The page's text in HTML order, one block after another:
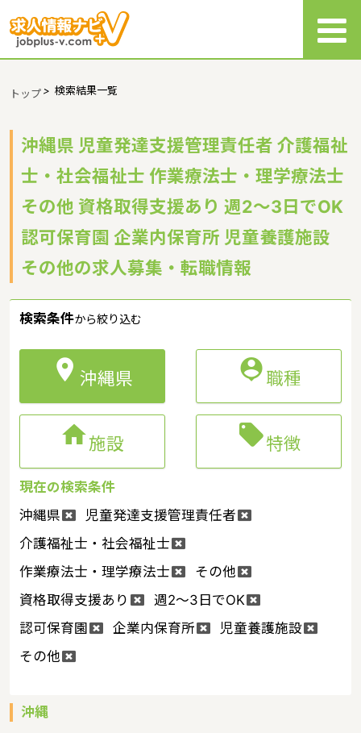
トップ> 検索結果一覧
沖縄県 児童発達支援管理責任者 介護福祉
士・社会福祉士 作業療法士・理学療法士
その他 資格取得支援あり 週2～3日でOK
認可保育園 企業内保育所 児童養護施設
その他の求人募集・転職情報
検索条件から絞り込む
 沖縄県 職種
施設 特徴
現在の検索条件
沖縄県
児童発達支援管理責任者
介護福祉士・社会福祉士
作業療法士・理学療法士
その他
資格取得支援あり
週2～3日でOK
認可保育園
企業内保育所
児童養護施設
その他
沖縄